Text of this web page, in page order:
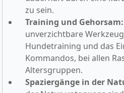
zu sein.
Training und Gehorsam:
unverzichtbare
Hundetraining und das
Kommandos, bei allen
Altersgruppen.
Spaziergänge in der